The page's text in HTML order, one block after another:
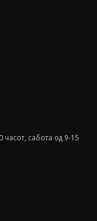
часот, сабота oд 9-15